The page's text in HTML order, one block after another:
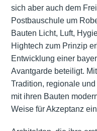
sich aber auch dem
Postbauschule um
Bauten Licht, Luft,
Hightech zum Prinzip
Entwicklung einer
Avantgarde beteiligt.
Tradition, regionale
mit ihren Bauten
Weise für Akzeptanz